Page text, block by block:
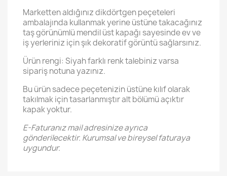
Marketten aldığınız dikdörtgen peçeteleri
ambalajında kullanmak yerine üstüne takacağınız
taş görünümlü mendil üst kapağı sayesinde ev ve
iş yerleriniz için şık dekoratif görüntü sağlarsınız.
Ürün rengi: Siyah farklı renk talebiniz varsa
sipariş notuna yazınız.
Bu ürün sadece peçetenizin üstüne kılıf olarak
takılmak için tasarlanmıştır alt bölümü açıktır
kapak yoktur.
E-Faturanız mail adresinize ayrıca
gönderilecektir. Kurumsal ve bireysel faturaya
uygundur.